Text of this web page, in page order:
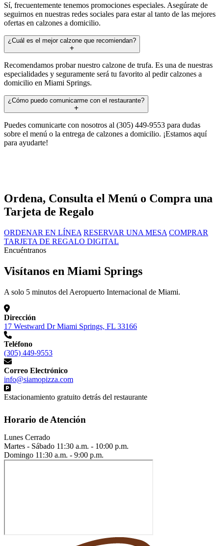
Sí, frecuentemente tenemos promociones especiales. Asegúrate de
seguirnos en nuestras redes sociales para estar al tanto de las mejores
ofertas en calzones a domicilio.
¿Cuál es el mejor calzone que recomiendan?
Recomendamos probar nuestro calzone de trufa. Es una de nuestras
especialidades y seguramente será tu favorito al pedir calzones a
domicilio en Miami Springs.
¿Cómo puedo comunicarme con el restaurante?
Puedes comunicarte con nosotros al (305) 449-9553 para dudas
sobre el menú o la entrega de calzones a domicilio. ¡Estamos aquí
para ayudarte!
Ordena, Consulta el Menú o Compra una
Tarjeta de Regalo
ORDENAR EN LÍNEA RESERVAR UNA MESA COMPRAR
TARJETA DE REGALO DIGITAL
Encuéntranos
Visítanos en Miami Springs
A solo 5 minutos del Aeropuerto Internacional de Miami.
Dirección
17 Westward Dr Miami Springs, FL 33166
Teléfono
(305) 449-9553
Correo Electrónico
info@siamopizza.com
Estacionamiento gratuito detrás del restaurante
Horario de Atención
Lunes Cerrado
Martes - Sábado 11:30 a.m. - 10:00 p.m.
Domingo 11:30 a.m. - 9:00 p.m.